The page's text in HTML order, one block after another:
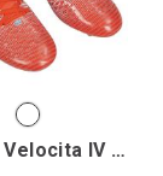
UMBRO Velocita IV Pro FG